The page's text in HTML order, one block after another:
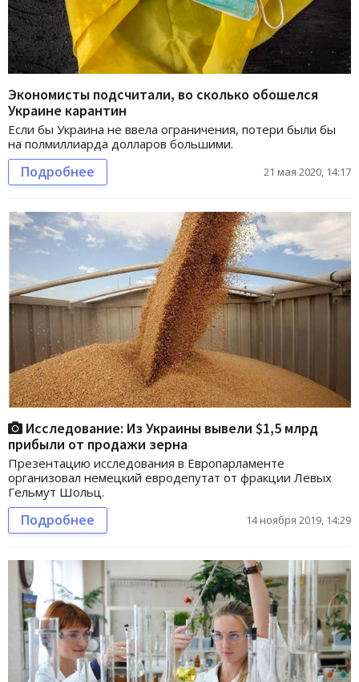
Экономисты подсчитали, во сколько обошелся
Украине карантин
Если бы Украина не ввела ограничения, потери были бы
на полмиллиарда долларов большими.
Подробнее 21 мая 2020, 14:17
Исследование: Из Украины вывели $1,5 млрд
прибыли от продажи зерна
Презентацию исследования в Европарламенте
организовал немецкий евродепутат от фракции Левых
Гельмут Шольц.
Подробнее 14 ноября 2019, 14:29